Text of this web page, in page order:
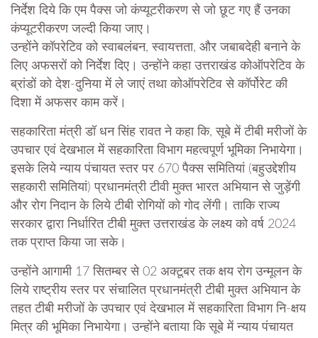
निर्देश दिये कि एम पैक्स जो कंप्यूटरीकरण से जो छूट गए हैं उनका
कंप्यूटरीकरण जल्दी किया जाए।
उन्होंने कॉपरेटिव को स्वाबलंबन, स्वायत्तता, और जबाबदेही बनाने के
लिए अफसरों को निर्देश दिए। उन्होंने कहा उत्तराखंड कोऑपरेटिव के
ब्रांडों को देश-दुनिया में ले जाएं तथा कोऑपरेटिव से कॉर्पोरेट की
दिशा में अफसर काम करें।
सहकारिता मंत्री डॉ धन सिंह रावत ने कहा कि, सूबे में टीबी मरीजों के
उपचार एवं देखभाल में सहकारिता विभाग महत्वपूर्ण भूमिका निभायेगा।
इसके लिये न्याय पंचायत स्तर पर 670 पैक्स समितियां (बहुउद्देशीय
सहकारी समितियां) प्रधानमंत्री टीवी मुक्त भारत अभियान से जुड़ेंगी
और रोग निदान के लिये टीबी रोगियों को गोद लेंगी। ताकि राज्य
सरकार द्वारा निर्धारित टीबी मुक्त उत्तराखंड के लक्ष्य को वर्ष 2024
तक प्राप्त किया जा सके।
उन्होंने आगामी 17 सितम्बर से 02 अक्टूबर तक क्षय रोग उन्मूलन के
लिये राष्ट्रीय स्तर पर संचालित प्रधानमंत्री टीबी मुक्त अभियान के
तहत टीबी मरीजों के उपचार एवं देखभाल में सहकारिता विभाग नि-क्षय
मित्र की भूमिका निभायेगा। उन्होंने बताया कि सूबे में न्याय पंचायत